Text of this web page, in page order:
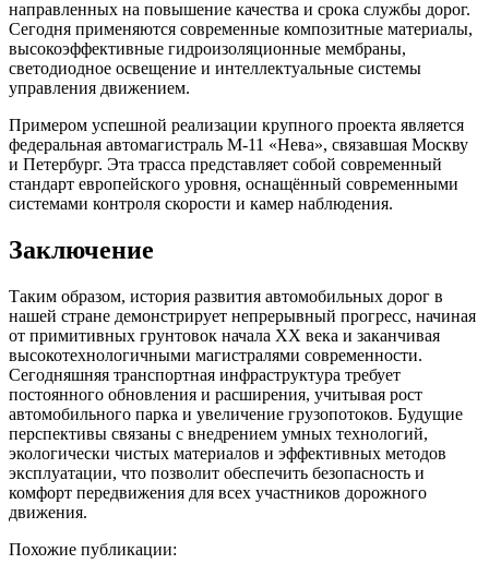
направленных на повышение качества и срока службы дорог.
Сегодня применяются современные композитные материалы,
высокоэффективные гидроизоляционные мембраны,
светодиодное освещение и интеллектуальные системы
управления движением.
Примером успешной реализации крупного проекта является
федеральная автомагистраль М-11 «Нева», связавшая Москву
и Петербург. Эта трасса представляет собой современный
стандарт европейского уровня, оснащённый современными
системами контроля скорости и камер наблюдения.
Заключение
Таким образом, история развития автомобильных дорог в
нашей стране демонстрирует непрерывный прогресс, начиная
от примитивных грунтовок начала XX века и заканчивая
высокотехнологичными магистралями современности.
Сегодняшняя транспортная инфраструктура требует
постоянного обновления и расширения, учитывая рост
автомобильного парка и увеличение грузопотоков. Будущие
перспективы связаны с внедрением умных технологий,
экологически чистых материалов и эффективных методов
эксплуатации, что позволит обеспечить безопасность и
комфорт передвижения для всех участников дорожного
движения.
Похожие публикации: